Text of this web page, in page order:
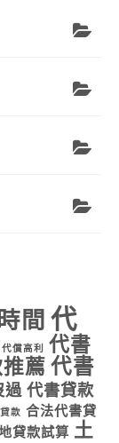
間 代
代償高利
代書
薦 代書
過 代書貸款
款 合法代書貸
貸款試算 土